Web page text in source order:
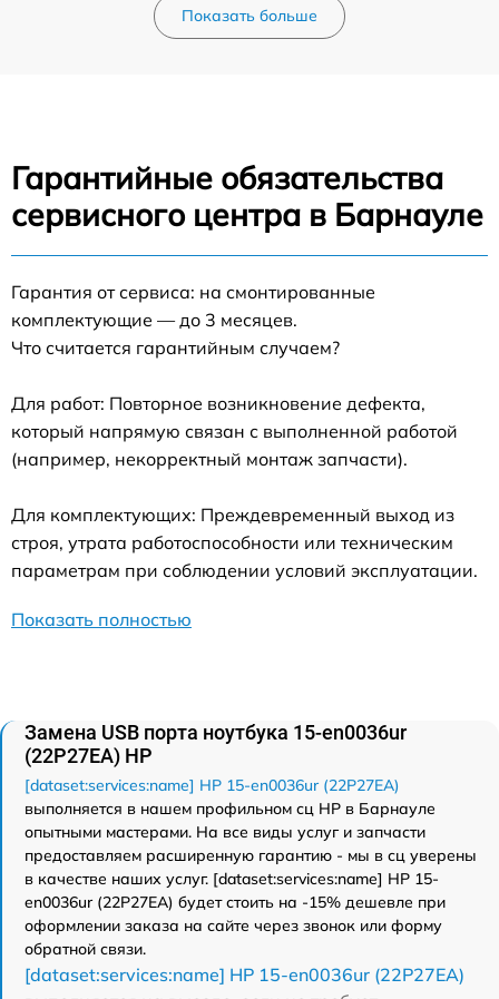
Показать больше
Гарантийные обязательства
сервисного центра в Барнауле
Гарантия от сервиса: на смонтированные
комплектующие — до 3 месяцев.
Что считается гарантийным случаем?
Для работ: Повторное возникновение дефекта,
который напрямую связан с выполненной работой
(например, некорректный монтаж запчасти).
Для комплектующих: Преждевременный выход из
строя, утрата работоспособности или техническим
параметрам при соблюдении условий эксплуатации.
Показать полностью
Замена USB порта ноутбука 15-en0036ur
(22P27EA) HP
[dataset:services:name] HP 15-en0036ur (22P27EA)
выполняется в нашем профильном сц HP в Барнауле
опытными мастерами. На все виды услуг и запчасти
предоставляем расширенную гарантию - мы в сц уверены
в качестве наших услуг. [dataset:services:name] HP 15-
en0036ur (22P27EA) будет стоить на -15% дешевле при
оформлении заказа на сайте через звонок или форму
обратной связи.
[dataset:services:name] HP 15-en0036ur (22P27EA)